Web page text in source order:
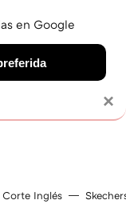
Corte Inglés
×
en Google